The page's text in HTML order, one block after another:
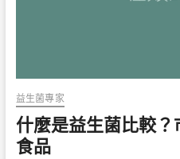
益生菌專家
什麼是益生菌比較
食品